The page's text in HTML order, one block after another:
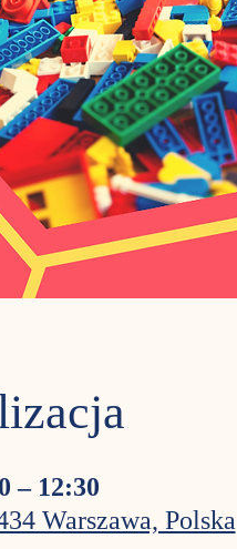
– 12:30
Warszawa, Polska